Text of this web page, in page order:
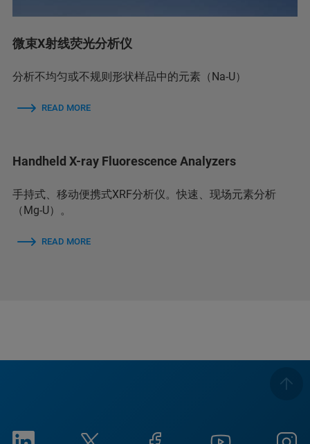
微束X射线荧光分析仪
分析不均匀或不规则形状样品中的元素（Na-U）
READ MORE
Handheld X-ray Fluorescence Analyzers
手持式、移动便携式XRF分析仪。快速、现场元素分析
（Mg-U）。
READ MORE